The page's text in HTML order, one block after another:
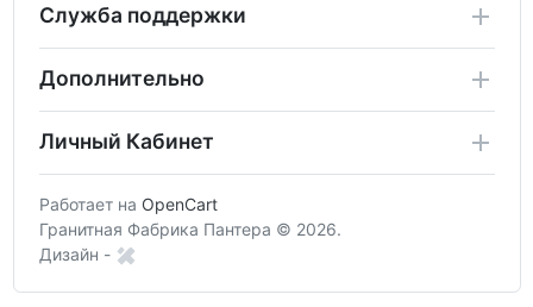
Служба поддержки
Дополнительно
Личный Кабинет
Работает на OpenCart
Гранитная Фабрика Пантера © 2026.
Дизайн -